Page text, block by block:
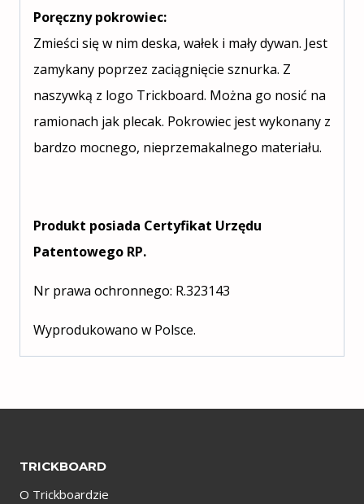
Poręczny pokrowiec:
Zmieści się w nim deska, wałek i mały dywan. Jest
zamykany poprzez zaciągnięcie sznurka. Z
naszywką z logo Trickboard. Można go nosić na
ramionach jak plecak. Pokrowiec jest wykonany z
bardzo mocnego, nieprzemakalnego materiału.
Produkt posiada Certyfikat Urzędu
Patentowego RP.
Nr prawa ochronnego: R.323143
Wyprodukowano w Polsce.
TRICKBOARD
O Trickboardzie